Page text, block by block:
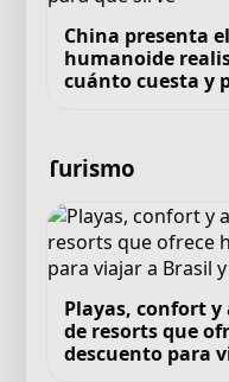
China presenta
humanoide
cuánto cuesta y
Turismo
Playas, confort
de resorts que
descuento para